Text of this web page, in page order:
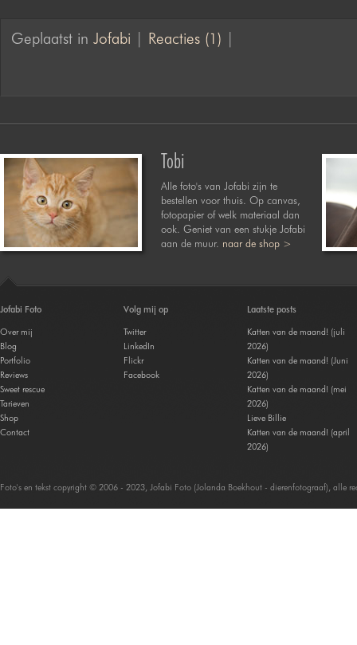
Geplaatst in Jofabi Reacties (1)
Tobi
Alle foto's van Jofabi zijn te
bestellen voor thuis. Op canvas,
fotopapier of welk materiaal dan
ook. Geniet van een stukje Jofabi
aan de muur. naar de shop >
Jofabi Foto
Over mij
Blog
Portfolio
Reviews
Sweet rescue
Tarieven
Shop
Contact
Volg mij op
Twitter
LinkedIn
Flickr
Facebook
Laatste posts
Katten van de maand! (juli
2026)
Katten van de maand! (Juni
2026)
Katten van de maand! (mei
2026)
Lieve Billie
Katten van de maand! (april
2026)
Foto's en tekst copyright © 2006 - 2023, Jofabi Foto (Jolanda Boekhout - dierenfotograaf), alle